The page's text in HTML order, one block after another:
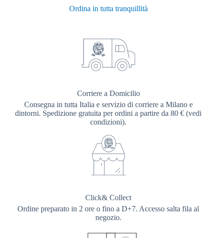
Ordina in tutta tranquillità
Corriere a Domicilio
Consegna in tutta Italia e servizio di corriere a Milano e
dintorni. Spedizione gratuita per ordini a partire da 80 € (vedi
condizioni).
Click& Collect
Ordine preparato in 2 ore o fino a D+7. Accesso salta fila al
negozio.